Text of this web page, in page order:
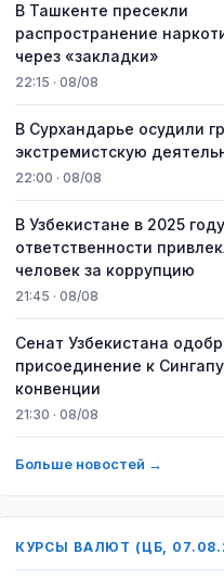
В Ташкенте пресекли
распространение
через «закладки»
22:15 · 08/08
В Сурхандарье осудили
экстремистскую
22:00 · 08/08
В Узбекистане в 2025
ответственности
человек за коррупцию
21:45 · 08/08
Сенат Узбекистана
присоединение к
конвенции
21:30 · 08/08
Больше новостей →
КУРСЫ ВАЛЮТ (ЦБ,